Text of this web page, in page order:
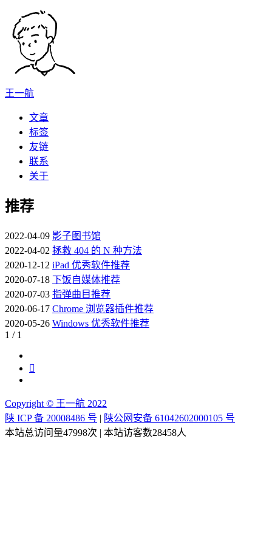
王一航
文章
标签
友链
联系
关于
推荐
2022-04-09 影子图书馆
2022-04-02 拯救 404 的 N 种方法
2020-12-12 iPad 优秀软件推荐
2020-07-18 下饭自媒体推荐
2020-07-03 指弹曲目推荐
2020-06-17 Chrome 浏览器插件推荐
2020-05-26 Windows 优秀软件推荐
1 / 1
Copyright © 王一航 2022
陕 ICP 备 20008486 号 | 陕公网安备 61042602000105 号
本站总访问量47998次 | 本站访客数28458人